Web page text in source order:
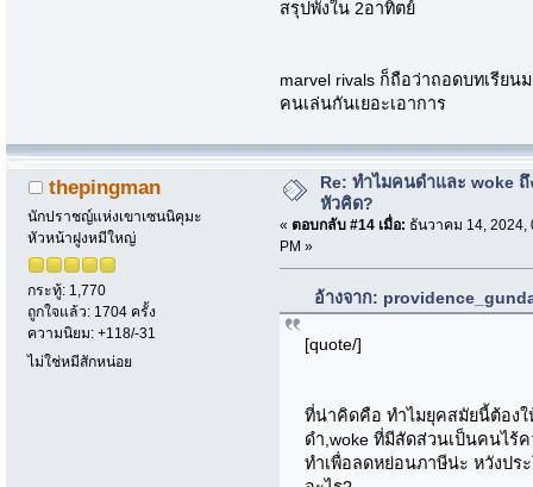
สรุปพังใน 2อาทิตย์
marvel rivals ก็ถือว่าถอดบทเรีย
คนเล่นกันเยอะเอาการ
thepingman
นักปราชญ์แห่งเขาเซนนิคุมะ
หัวหน้าฝูงหมีใหญ่
กระทู้: 1,770
ถูกใจแล้ว: 1704 ครั้ง
ความนิยม: +118/-31
ไม่ใช่หมีสักหน่อย
Re: ทำไมคนดำและ woke ถึ
หัวคิด?
« ตอบกลับ #14 เมื่อ: ธันวาคม 14, 2024,
PM »
อ้างจาก:
[quote/]
ที่น่าคิดคือ ทำไมยุคสมัยนี้ต้อง
ดำ,woke ที่มีสัดส่วนเป็นคนไร้
ทำเพื่อลดหย่อนภาษีน่ะ หวังปร